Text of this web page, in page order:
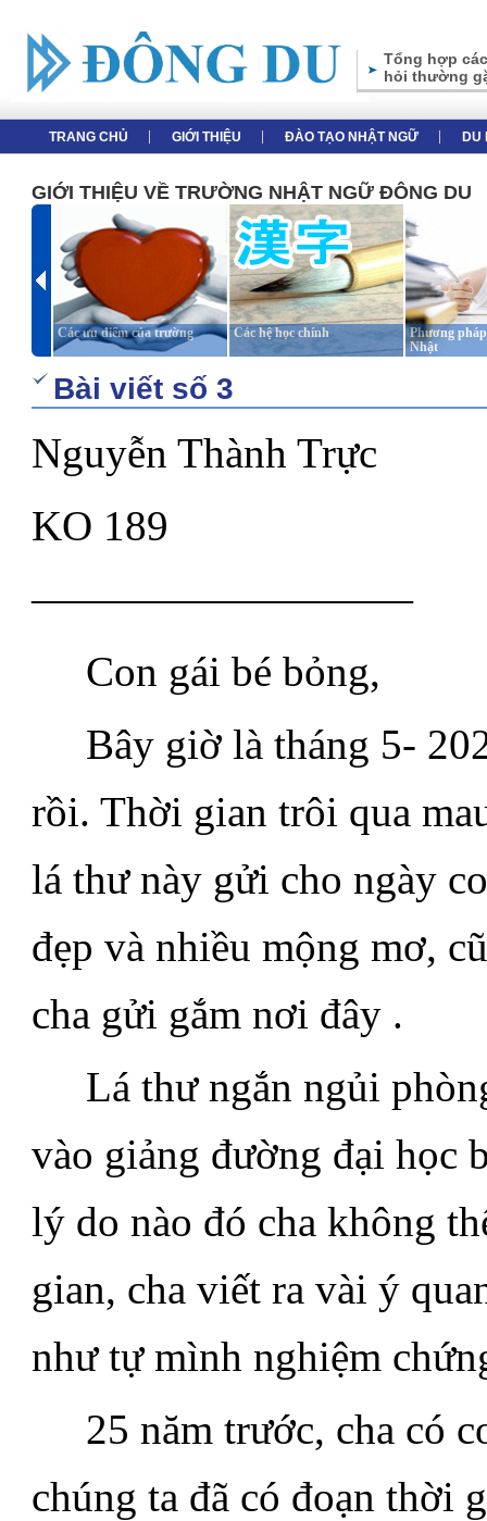
Tổng hợp
hỏi thường
TRANG CHỦ GIỚI THIỆU ĐÀO TẠO NHẬT NGỮ DU
GIỚI THIỆU VỀ TRƯỜNG NHẬT NGỮ ĐÔNG DU
Các ưu điểm của trường Các hệ học chính
Phương
Nhật
Bài viết số 3
Nguyễn Thành Trực
KO 189
—————————
Con gái bé bỏng,
Bây giờ là tháng 5-
rồi. Thời gian trôi qua
lá thư này gửi cho ngày
đẹp và nhiều mộng mơ,
cha gửi gắm nơi đây .
Lá thư ngắn ngủi
vào giảng đường đại học
lý do nào đó cha không
gian, cha viết ra vài ý
như tự mình nghiệm
25 năm trước, cha có
chúng ta đã có đoạn thời